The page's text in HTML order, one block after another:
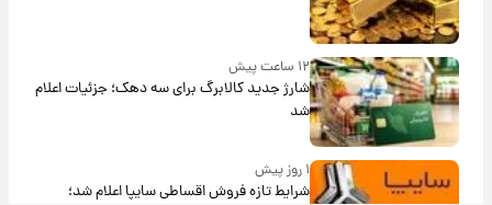
۱۲ ساعت پیش
شارژ جدید کالابرگ برای سه دهک؛ جزئیات اعلام
شد
۱ روز پیش
شرایط تازه فروش اقساطی سایپا اعلام شد؛